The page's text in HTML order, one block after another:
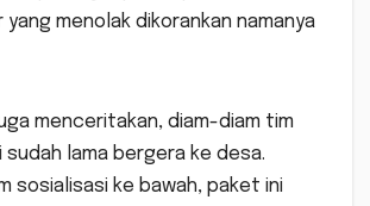
yang menolak dikorankan namanya
menceritakan, diam-diam tim
sudah lama bergera ke desa.
sosialisasi ke bawah, paket ini